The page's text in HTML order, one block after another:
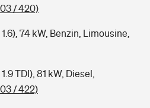
für deine Kids
eingestuft
/ 420)
74 kW, Benzin, Limousine,
TDI), 81 kW, Diesel,
/ 422)